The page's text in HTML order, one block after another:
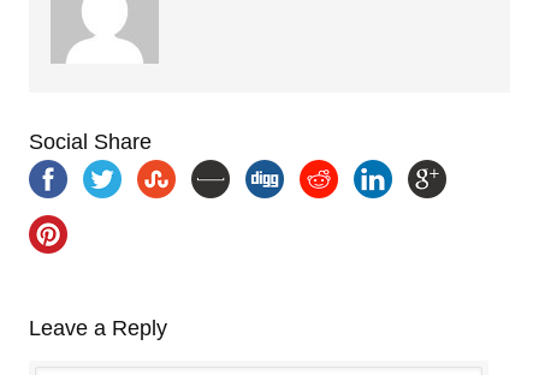
Social Share
Leave a Reply